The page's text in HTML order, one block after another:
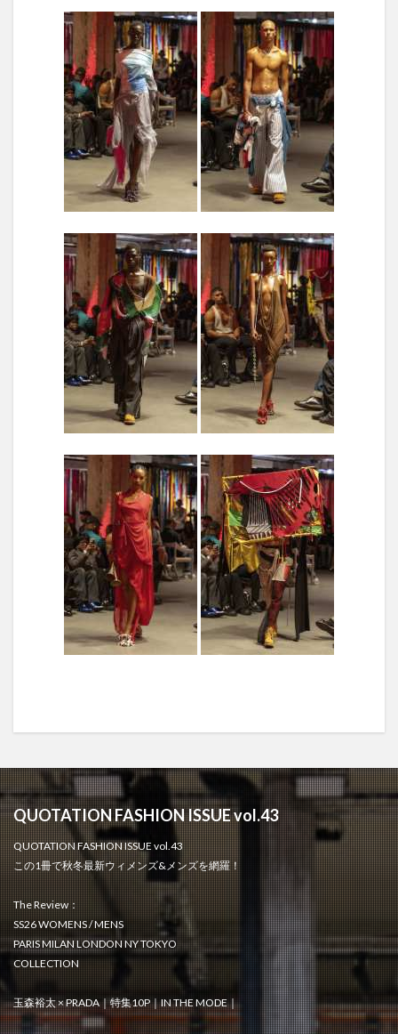
QUOTATION FASHION ISSUE vol.43
QUOTATION FASHION ISSUE vol.43
この1冊で秋冬最新ウィメンズ&メンズを網羅！
The Review：
SS26 WOMENS / MENS
PARIS MILAN LONDON NY TOKYO
COLLECTION
玉森裕太 × PRADA｜特集10P｜IN THE MODE｜